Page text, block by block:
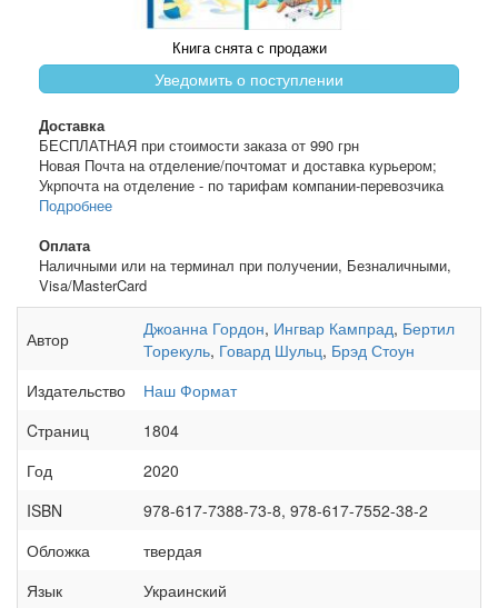
Книга снята с продажи
Уведомить о поступлении
Доставка
БЕСПЛАТНАЯ при стоимости заказа от 990 грн
Новая Почта на отделение/почтомат и доставка курьером;
Укрпочта на отделение - по тарифам компании-перевозчика
Подробнее
Оплата
Наличными или на терминал при получении, Безналичными,
Visa/MasterCard
Автор Джоанна Гордон, Ингвар Кампрад, Бертил
Торекуль, Говард Шульц, Брэд Стоун
Издательство
Наш Формат
Cтраниц
1804
Год
2020
ISBN
978-617-7388-73-8, 978-617-7552-38-2
Обложка
твердая
Язык
Украинский